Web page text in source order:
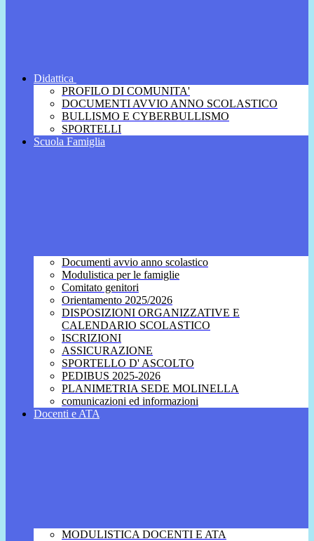
Didattica
PROFILO DI COMUNITA'
DOCUMENTI AVVIO ANNO SCOLASTICO
BULLISMO E CYBERBULLISMO
SPORTELLI
Scuola Famiglia
Documenti avvio anno scolastico
Modulistica per le famiglie
Comitato genitori
Orientamento 2025/2026
DISPOSIZIONI ORGANIZZATIVE E
CALENDARIO SCOLASTICO
ISCRIZIONI
ASSICURAZIONE
SPORTELLO D' ASCOLTO
PEDIBUS 2025-2026
PLANIMETRIA SEDE MOLINELLA
comunicazioni ed informazioni
Docenti e ATA
MODULISTICA DOCENTI E ATA